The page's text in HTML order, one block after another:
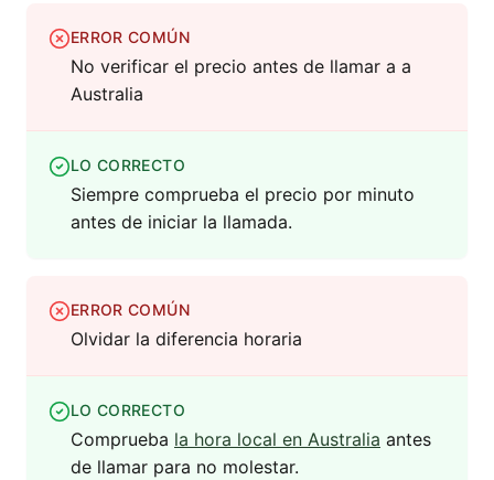
ERROR COMÚN
No verificar el precio antes de llamar a a
Australia
LO CORRECTO
Siempre comprueba el precio por minuto
antes de iniciar la llamada.
ERROR COMÚN
Olvidar la diferencia horaria
LO CORRECTO
Comprueba la hora local en Australia antes
de llamar para no molestar.